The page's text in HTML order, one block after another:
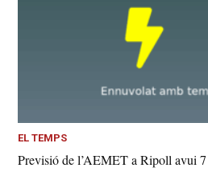
EL TEMPS
Previsió de l’AEMET a Ripoll avui